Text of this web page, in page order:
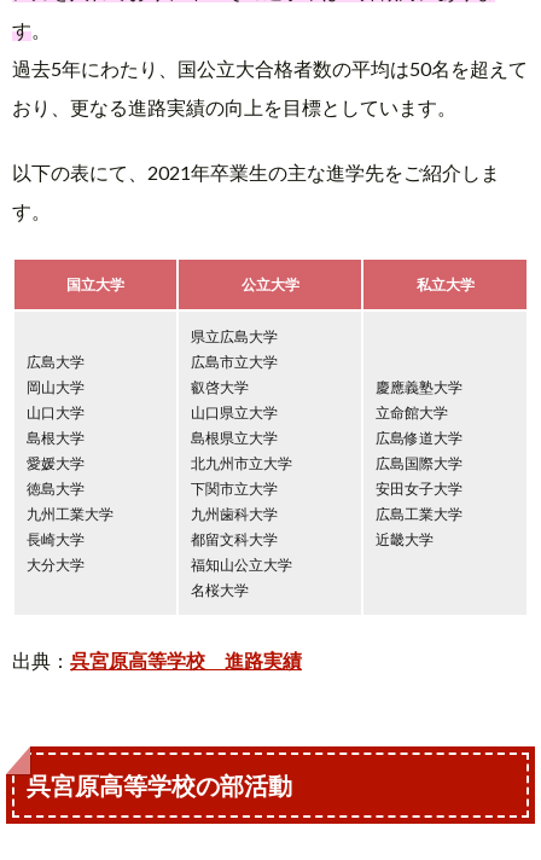
す
過去5年にわたり、国公立大合格者数の平均は50名を超えて
おり、更なる進路実績の向上を目標としています。
以下の表にて、2021年卒業生の主な進学先をご紹介しま
す。
国立大学 公立大学 私立大学
広島大学
岡山大学
山口大学
島根大学
愛媛大学
徳島大学
九州工業大学
長崎大学
大分大学
県立広島大学
広島市立大学
叡啓大学
山口県立大学
島根県立大学
北九州市立大学
下関市立大学
九州歯科大学
都留文科大学
福知山公立大学
名桜大学
慶應義塾大学
立命館大学
広島修道大学
広島国際大学
安田女子大学
広島工業大学
近畿大学
出典： 呉宮原高等学校 進路実績
呉宮原高等学校の部活動